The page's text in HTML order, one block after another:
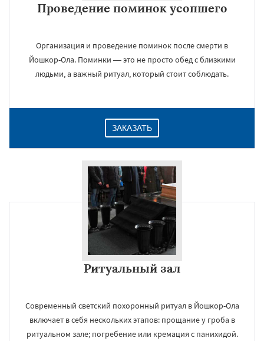
Проведение поминок усопшего
Организация и проведение поминок после смерти в
Йошкор-Ола. Поминки — это не просто обед с близкими
людьми, а важный ритуал, который стоит соблюдать.
ЗАКАЗАТЬ
Ритуальный зал
Современный светский похоронный ритуал в Йошкор-Ола
включает в себя нескольких этапов: прощание у гроба в
ритуальном зале; погребение или кремация с панихидой.